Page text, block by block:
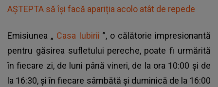
AȘTEPTA să își facă apariția acolo atât de repede
Emisiunea „ Casa Iubirii ”, o călătorie impresionantă
pentru găsirea sufletului pereche, poate fi urmărită
în fiecare zi, de luni până vineri, de la ora 10:00 și de
la 16:30, și în fiecare sâmbătă și duminică de la 16:00